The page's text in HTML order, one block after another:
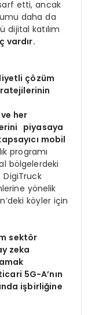
etti, ancak
daha da
dijital katılım
vardır.
çözüm
her
piyasaya
mobil
programı
bölgelerdeki
yönelik
köyler için
sektör
zeka
5G-A’nın
işbirliğine